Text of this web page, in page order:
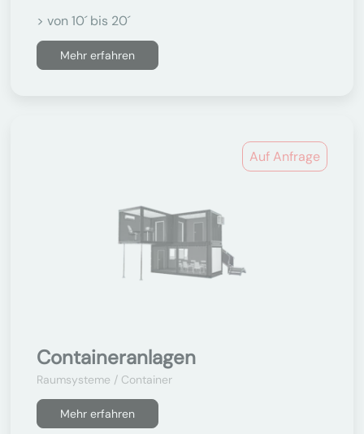
> von 10´ bis 20´
Mehr erfahren
Auf Anfrage
Containeranlagen
Raumsysteme / Container
Mehr erfahren